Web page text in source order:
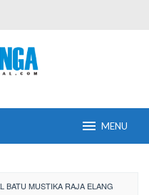
MENU
BATU MUSTIKA RAJA ELANG